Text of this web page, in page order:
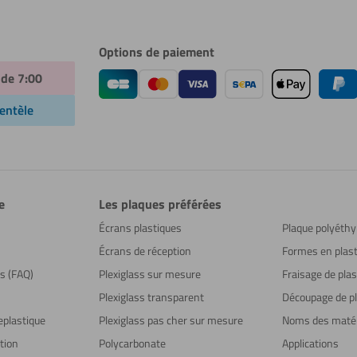
7:00
Options de paiement
(FAQ)
Les plaques préférées
Écrans plastiques
Écrans de réception
Plexiglass sur mesure
Plexiglass transparent
Plexiglass pas cher sur mesure
Polycarbonate
Plaque
Formes en
Fraisage de
Découpage de
Noms des
Applications